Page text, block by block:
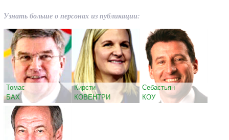
Узнать больше о персонах из публикации:
Томас
БАХ
Кирсти
КОВЕНТРИ
Себастьян
КОУ